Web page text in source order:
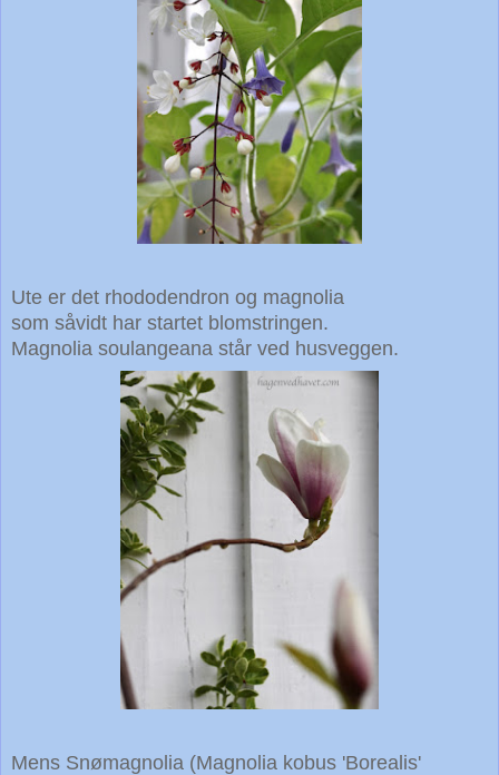
Ute er det rhododendron og magnolia
som såvidt har startet blomstringen.
Magnolia soulangeana står ved husveggen.
Mens Snømagnolia (Magnolia kobus 'Borealis'